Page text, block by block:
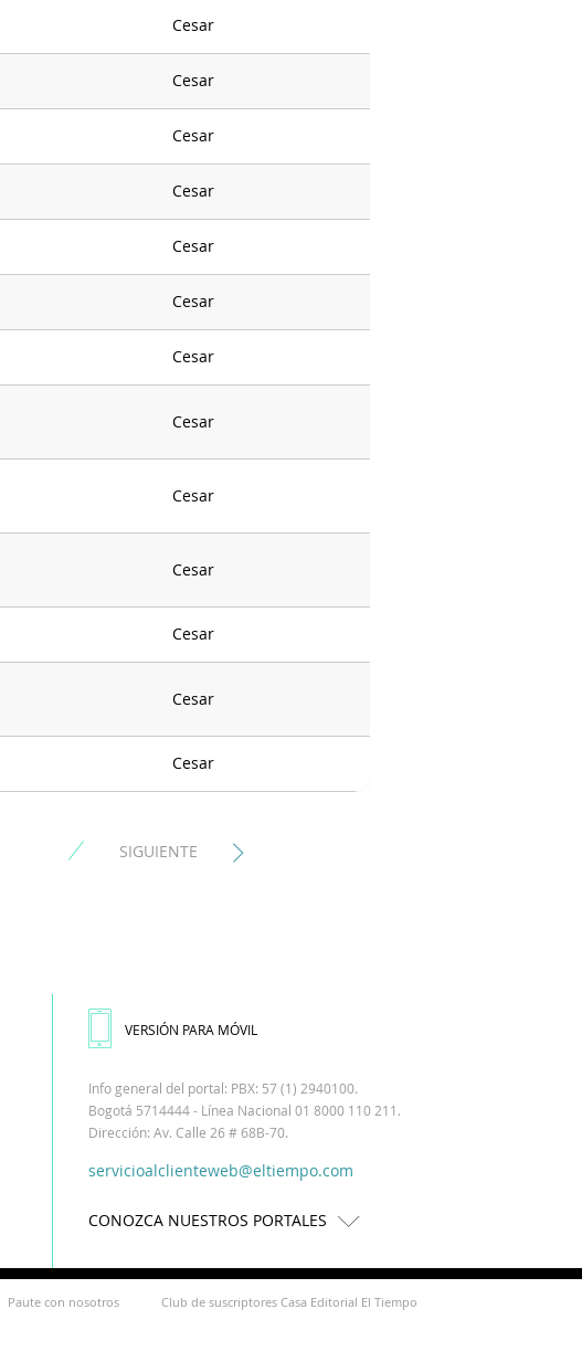
Cesar
Cesar
Cesar
Cesar
Cesar
Cesar
Cesar
Cesar
Cesar
Cesar
Cesar
Cesar
Cesar
SIGUIENTE
VERSIÓN PARA MÓVIL
Info general del portal: PBX: 57 (1) 2940100.
Bogotá 5714444 - Línea Nacional 01 8000 110 211.
Dirección: Av. Calle 26 # 68B-70.
servicioalclienteweb@eltiempo.com
CONOZCA NUESTROS PORTALES
Paute con nosotros Club de suscriptores Casa Editorial El Tiempo